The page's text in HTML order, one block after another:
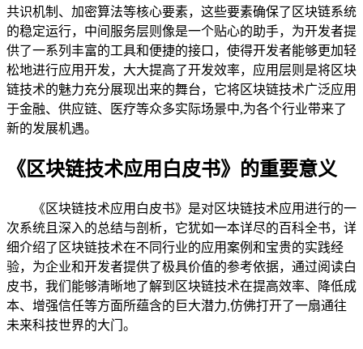
共识机制、加密算法等核心要素，这些要素确保了区块链系统
的稳定运行，中间服务层则像是一个贴心的助手，为开发者提
供了一系列丰富的工具和便捷的接口，使得开发者能够更加轻
松地进行应用开发，大大提高了开发效率，应用层则是将区块
链技术的魅力充分展现出来的舞台，它将区块链技术广泛应用
于金融、供应链、医疗等众多实际场景中,为各个行业带来了
新的发展机遇。
《区块链技术应用白皮书》的重要意义
《区块链技术应用白皮书》是对区块链技术应用进行的一
次系统且深入的总结与剖析，它犹如一本详尽的百科全书，详
细介绍了区块链技术在不同行业的应用案例和宝贵的实践经
验，为企业和开发者提供了极具价值的参考依据，通过阅读白
皮书，我们能够清晰地了解到区块链技术在提高效率、降低成
本、增强信任等方面所蕴含的巨大潜力,仿佛打开了一扇通往
未来科技世界的大门。